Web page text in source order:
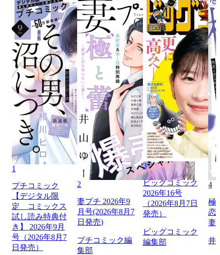
1
プチコミック
【デジタル限
定 コミックス
試し読み特典付
き】 2026年9月
号（2026年8月7
日発売）
2
妻プチ 2026年9
月号(2026年8月7
日発売)
プチコミック編
集部
3
ビッグコミック
2026年16号
（2026年8月7日
発売）
ビッグコミック
編集部
4
極
恋
妻
井